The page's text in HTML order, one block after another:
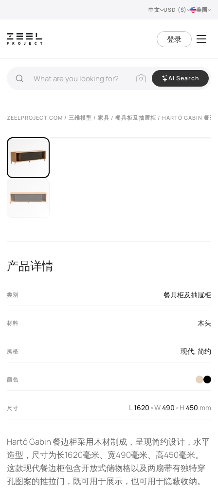
中文 USD ($) 美国
登录
AI Search
ZEELPROJECT.COM / 三维模型 / 家具 / 餐具柜及抽屉柜 / HARTÔ GABIN 餐边
VIEW 360°
产品详情
类别 餐具柜及抽屉柜
材料 木头
風格 现代, 简约
颜色
尺寸 L1620 ×W490 ×H 450 mm
Hartô Gabin 餐边柜采用木材制成，呈现简约设计，水平
造型，尺寸为长1620毫米、宽490毫米、高450毫米。
这款现代餐边柜包含开放式储物格以及两扇带有独特穿
孔图案的推拉门，既可用于展示，也可用于隐蔽收纳。